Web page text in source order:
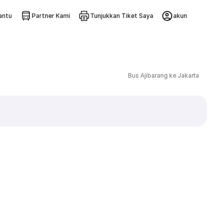
Partner Kami Tunjukkan Tiket Saya akun
Bus Ajibarang ke Jakarta